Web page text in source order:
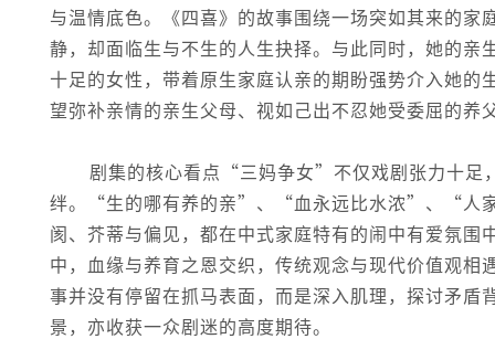
与温情底色。《四喜》的故事围绕一场突如其来的
静，却面临生与不生的人生抉择。与此同时，她的
十足的女性，带着原生家庭认亲的期盼强势介入她
望弥补亲情的亲生父母、视如己出不忍她受委屈的养
剧集的核心看点“三妈争女”不仅戏剧张力十足
绊。“生的哪有养的亲”、“血永远比水浓”、“人
阂、芥蒂与偏见，都在中式家庭特有的闹中有爱氛
中，血缘与养育之恩交织，传统观念与现代价值观
事并没有停留在抓马表面，而是深入肌理，探讨矛
景，亦收获一众剧迷的高度期待。